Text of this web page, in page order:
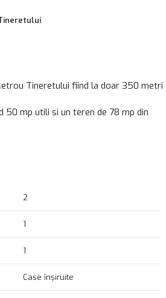
Tineretului fiind la doar 350 metri
50 mp utili si un teren de 78 mp din
detalii la vizionare.
2
1
1
Case înșiruite